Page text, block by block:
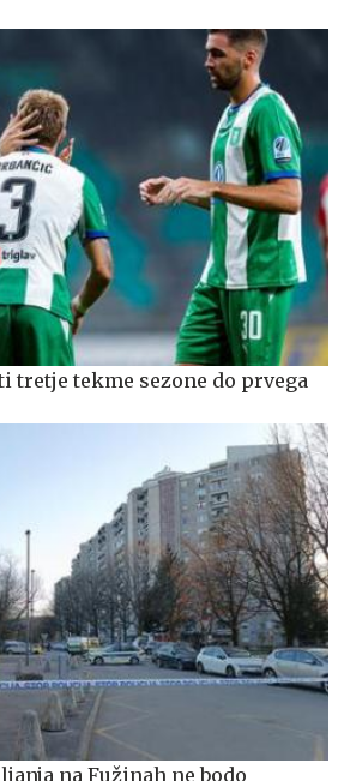
tretje tekme sezone do prvega
na Fužinah ne bodo